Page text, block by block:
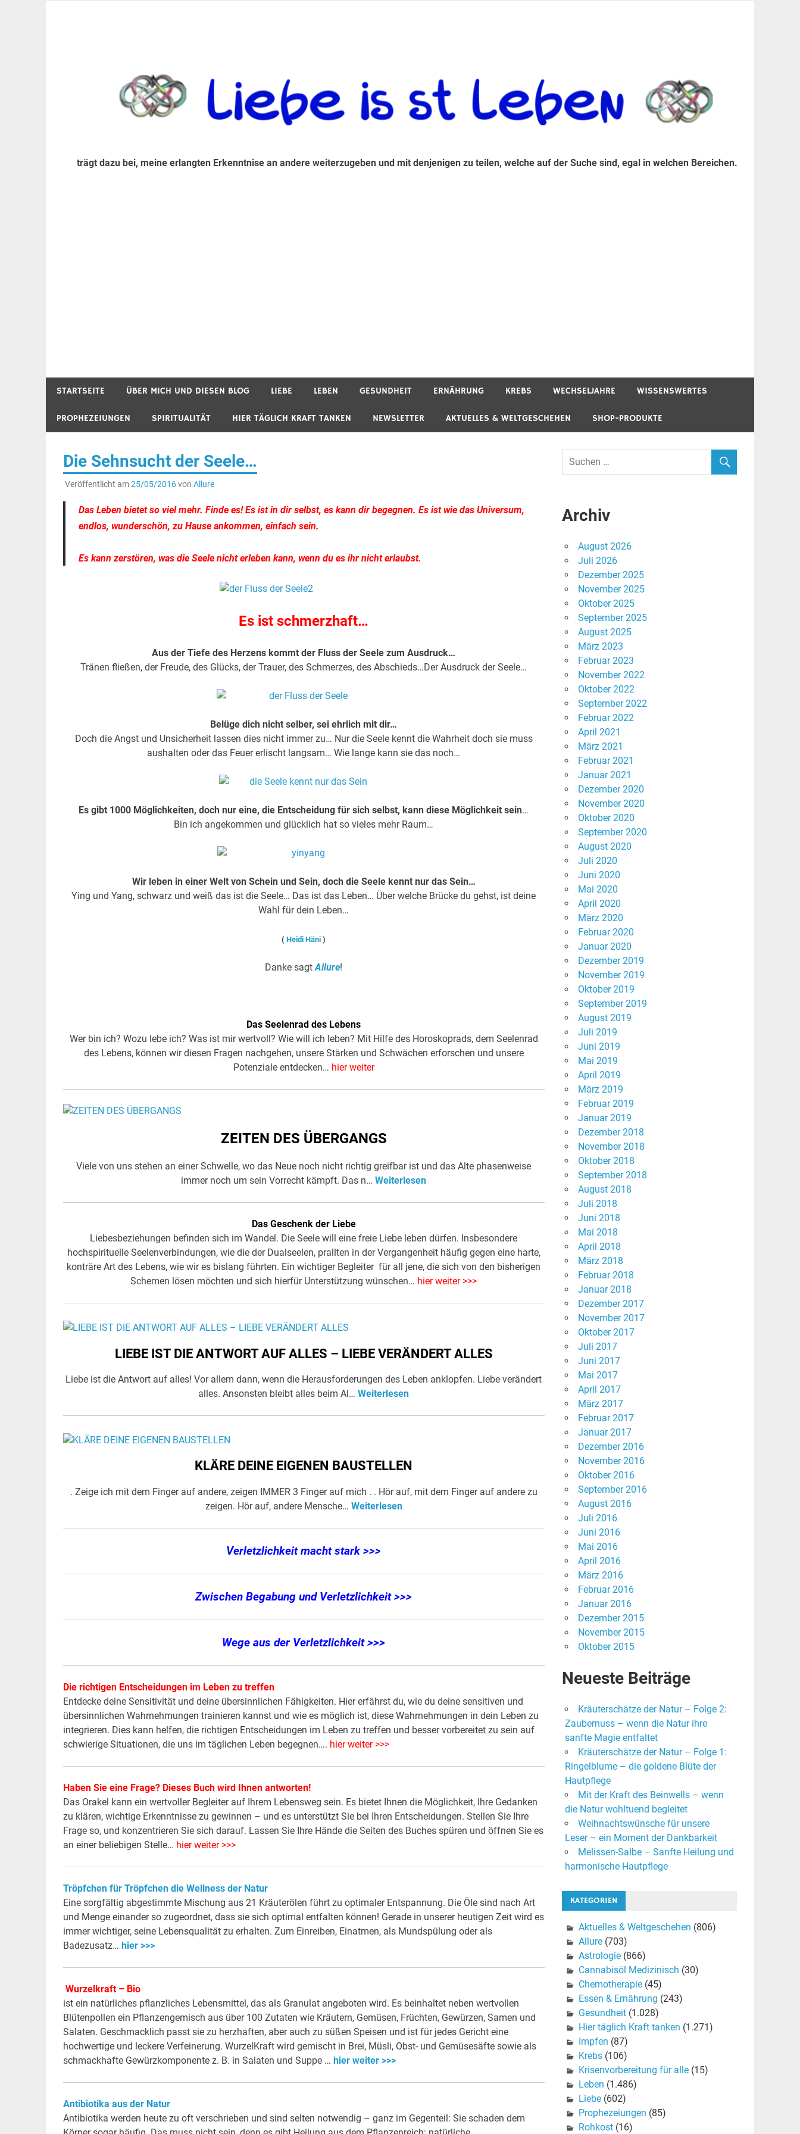
trägt dazu bei, meine erlangten Erkenntnise an andere weiterzugeben und mit denjenigen zu teilen, welche auf der Suche sind, egal in welchen Bereichen.
STARTSEITE ÜBER MICH UND DIESEN BLOG LIEBE LEBEN GESUNDHEIT ERNÄHRUNG KREBS WECHSELJAHRE WISSENSWERTES
PROPHEZEIUNGEN SPIRITUALITÄT HIER TÄGLICH KRAFT TANKEN NEWSLETTER AKTUELLES & WELTGESCHEHEN SHOP-PRODUKTE
Die Sehnsucht der Seele…
Veröffentlicht am25/05/2016von Allure
Das Leben bietet so viel mehr. Finde es! Es ist in dir selbst, es kann dir begegnen. Es ist wie das Universum,
endlos, wunderschön, zu Hause ankommen, einfach sein.
Es kann zerstören, was die Seele nicht erleben kann, wenn du es ihr nicht erlaubst.
Es ist schmerzhaft…
Aus der Tiefe des Herzens kommt der Fluss der Seele zum Ausdruck…
Tränen fließen, der Freude, des Glücks, der Trauer, des Schmerzes, des Abschieds…Der Ausdruck der Seele…
Belüge dich nicht selber, sei ehrlich mit dir…
Doch die Angst und Unsicherheit lassen dies nicht immer zu… Nur die Seele kennt die Wahrheit doch sie muss
aushalten oder das Feuer erlischt langsam… Wie lange kann sie das noch…
Es gibt 1000 Möglichkeiten, doch nur eine, die Entscheidung für sich selbst, kann diese Möglichkeit sein…
Bin ich angekommen und glücklich hat so vieles mehr Raum…
Wir leben in einer Welt von Schein und Sein, doch die Seele kennt nur das Sein…
Ying und Yang, schwarz und weiß das ist die Seele… Das ist das Leben… Über welche Brücke du gehst, ist deine
Wahl für dein Leben…
(Heidi Häni )
Danke sagtAllure!
Das Seelenrad des Lebens
Wer bin ich? Wozu lebe ich? Was ist mir wertvoll? Wie will ich leben? Mit Hilfe des Horoskoprads, dem Seelenrad
des Lebens, können wir diesen Fragen nachgehen, unsere Stärken und Schwächen erforschen und unsere
Potenziale entdecken… hier weiter
ZEITEN DES ÜBERGANGS
Viele von uns stehen an einer Schwelle, wo das Neue noch nicht richtig greifbar ist und das Alte phasenweise
immer noch um sein Vorrecht kämpft. Das n…Weiterlesen
Das Geschenk der Liebe
Liebesbeziehungen befinden sich im Wandel. Die Seele will eine freie Liebe leben dürfen. Insbesondere
hochspirituelle Seelenverbindungen, wie die der Dualseelen, prallten in der Vergangenheit häufig gegen eine harte,
konträre Art des Lebens, wie wir es bislang führten. Ein wichtiger Begleiter für all jene, die sich von den bisherigen
Schemen lösen möchten und sich hierfür Unterstützung wünschen… hier weiter >>>
LIEBE IST DIE ANTWORT AUF ALLES – LIEBE VERÄNDERT ALLES
Liebe ist die Antwort auf alles! Vor allem dann, wenn die Herausforderungen des Leben anklopfen. Liebe verändert
alles. Ansonsten bleibt alles beim Al…Weiterlesen
KLÄRE DEINE EIGENEN BAUSTELLEN
. Zeige ich mit dem Finger auf andere, zeigen IMMER 3 Finger auf mich . . Hör auf, mit dem Finger auf andere zu
zeigen. Hör auf, andere Mensche… Weiterlesen
Verletzlichkeit macht stark >>>
Zwischen Begabung und Verletzlichkeit >>>
Wege aus der Verletzlichkeit >>>
Die richtigen Entscheidungen im Leben zu treffen
Entdecke deine Sensitivität und deine übersinnlichen Fähigkeiten. Hier erfährst du, wie du deine sensitiven und
übersinnlichen Wahrnehmungen trainieren kannst und wie es möglich ist, diese Wahrnehmungen in dein Leben zu
integrieren. Dies kann helfen, die richtigen Entscheidungen im Leben zu treffen und besser vorbereitet zu sein auf
schwierige Situationen, die uns im täglichen Leben begegnen…. hier weiter >>>
Haben Sie eine Frage? Dieses Buch wird Ihnen antworten!
Das Orakel kann ein wertvoller Begleiter auf Ihrem Lebensweg sein. Es bietet Ihnen die Möglichkeit, Ihre Gedanken
zu klären, wichtige Erkenntnisse zu gewinnen – und es unterstützt Sie bei Ihren Entscheidungen. Stellen Sie Ihre
Frage so, und konzentrieren Sie sich darauf. Lassen Sie Ihre Hände die Seiten des Buches spüren und öffnen Sie es
an einer beliebigen Stelle… hier weiter >>>
Tröpfchen für Tröpfchen die Wellness der Natur
Eine sorgfältig abgestimmte Mischung aus 21 Kräuterölen führt zu optimaler Entspannung. Die Öle sind nach Art
und Menge einander so zugeordnet, dass sie sich optimal entfalten können! Gerade in unserer heutigen Zeit wird es
immer wichtiger, seine Lebensqualität zu erhalten. Zum Einreiben, Einatmen, als Mundspülung oder als
Badezusatz… hier >>>
Wurzelkraft – Bio
ist ein natürliches pflanzliches Lebensmittel, das als Granulat angeboten wird. Es beinhaltet neben wertvollen
Blütenpollen ein Pflanzengemisch aus über 100 Zutaten wie Kräutern, Gemüsen, Früchten, Gewürzen, Samen und
Salaten. Geschmacklich passt sie zu herzhaften, aber auch zu süßen Speisen und ist für jedes Gericht eine
hochwertige und leckere Verfeinerung. WurzelKraft wird gemischt in Brei, Müsli, Obst- und Gemüsesäfte sowie als
schmackhafte Gewürzkomponente z. B. in Salaten und Suppe … hier weiter >>>
Antibiotika aus der Natur
Antibiotika werden heute zu oft verschrieben und sind selten notwendig – ganz im Gegenteil: Sie schaden dem
Archiv
August 2026
Juli 2026
Dezember 2025
November 2025
Oktober 2025
September 2025
August 2025
März 2023
Februar 2023
November 2022
Oktober 2022
September 2022
Februar 2022
April 2021
März 2021
Februar 2021
Januar 2021
Dezember 2020
November 2020
Oktober 2020
September 2020
August 2020
Juli 2020
Juni 2020
Mai 2020
April 2020
März 2020
Februar 2020
Januar 2020
Dezember 2019
November 2019
Oktober 2019
September 2019
August 2019
Juli 2019
Juni 2019
Mai 2019
April 2019
März 2019
Februar 2019
Januar 2019
Dezember 2018
November 2018
Oktober 2018
September 2018
August 2018
Juli 2018
Juni 2018
Mai 2018
April 2018
März 2018
Februar 2018
Januar 2018
Dezember 2017
November 2017
Oktober 2017
Juli 2017
Juni 2017
Mai 2017
April 2017
März 2017
Februar 2017
Januar 2017
Dezember 2016
November 2016
Oktober 2016
September 2016
August 2016
Juli 2016
Juni 2016
Mai 2016
April 2016
März 2016
Februar 2016
Januar 2016
Dezember 2015
November 2015
Oktober 2015
Neueste Beiträge
Kräuterschätze der Natur – Folge 2:
Zaubernuss – wenn die Natur ihre
sanfte Magie entfaltet
Kräuterschätze der Natur – Folge 1:
Ringelblume – die goldene Blüte der
Hautpflege
Mit der Kraft des Beinwells – wenn
die Natur wohltuend begleitet
Weihnachtswünsche für unsere
Leser – ein Moment der Dankbarkeit
Melissen-Salbe – Sanfte Heilung und
harmonische Hautpflege
KATEGORIEN
Aktuelles & Weltgeschehen (806)
Allure(703)
Astrologie(866)
Cannabisöl Medizinisch (30)
Chemotherapie(45)
Essen & Ernährung (243)
Gesundheit(1.028)
Hier täglich Kraft tanken (1.271)
Impfen (87)
Krebs(106)
Krisenvorbereitung für alle(15)
Leben (1.486)
Liebe(602)
Prophezeiungen (85)
Rohkost(16)